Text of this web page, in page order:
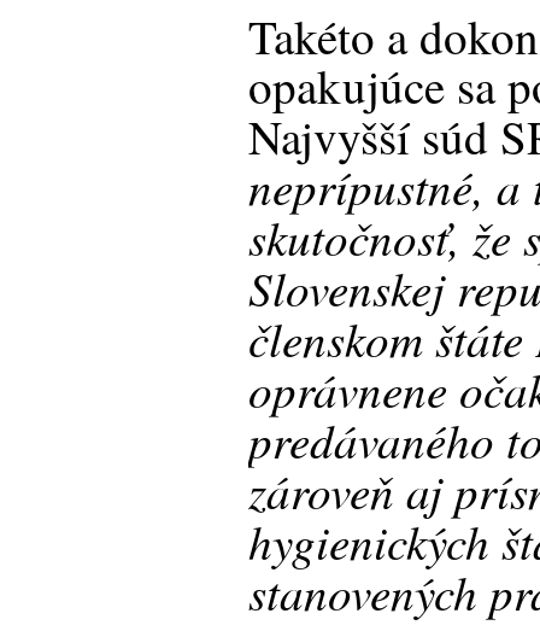
Takéto a
opakujúce sa
Najvyšší súd
neprípustné,
skutočnosť, že
Slovenskej
členskom
oprávnene
predávaného
zároveň aj
hygienických
stanovených